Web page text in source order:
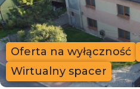
Oferta na wyłączność
Wirtualny spacer